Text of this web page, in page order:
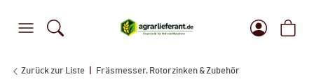
Zurück zur Liste Fräsmesser, Rotorzinken & Zubehör